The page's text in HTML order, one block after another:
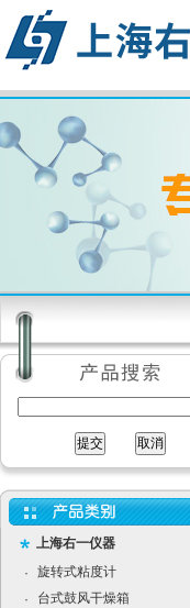
上海右一仪器
·
旋转式粘度计
·
台式鼓风干燥箱